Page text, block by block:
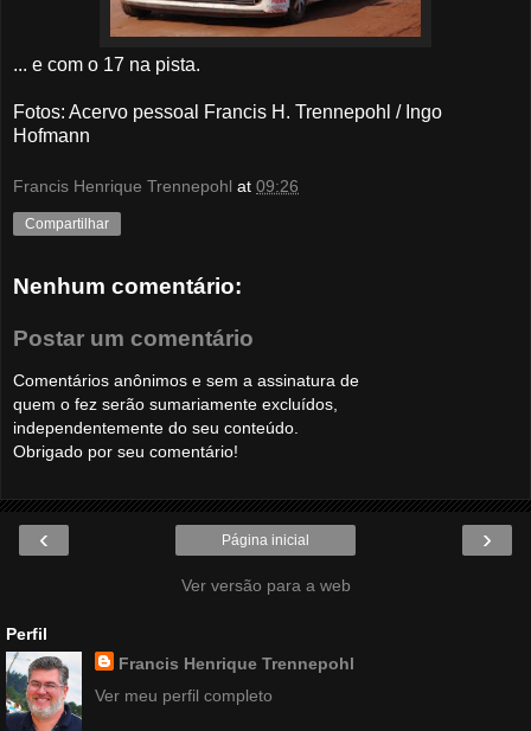
... e com o 17 na pista.
Fotos: Acervo pessoal Francis H. Trennepohl / Ingo
Hofmann
Francis Henrique Trennepohl at 09:26
Compartilhar
Nenhum comentário:
Postar um comentário
Comentários anônimos e sem a assinatura de
quem o fez serão sumariamente excluídos,
independentemente do seu conteúdo.
Obrigado por seu comentário!
‹ ›
Página inicial
Ver versão para a web
Perfil
Francis Henrique Trennepohl
Ver meu perfil completo